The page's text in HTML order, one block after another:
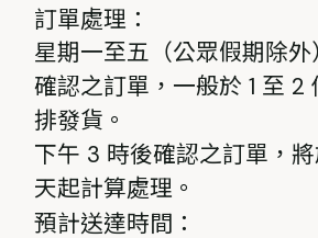
訂單處理：
星期一至五（公眾假期除
確認之訂單，一般於 1 至 2
排發貨。
下午 3 時後確認之訂單，
天起計算處理。
預計送達時間：